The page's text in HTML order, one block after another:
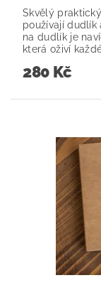
Skvělý
používají dudlík
na dudlík je
která oživí
280 Kč